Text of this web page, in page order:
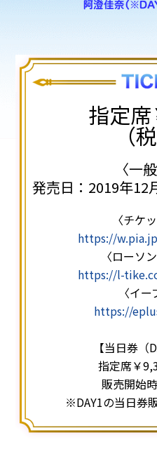
指定
（
〈一
発売日：2019年12
〈チケ
https://
〈ローソ
https://l-
〈イー
https://
【当日券（
指定席￥
販売開始
※DAY1の当日券